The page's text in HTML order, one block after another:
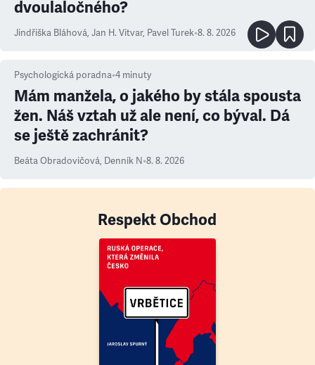
dvoulaločného?
Jindřiška Bláhová, Jan H. Vitvar, Pavel Turek•8. 8. 2026
Psychologická poradna•4 minuty
Mám manžela, o jakého by stála spousta
žen. Náš vztah už ale není, co býval. Dá
se ještě zachránit?
Beáta Obradovičová, Denník N•8. 8. 2026
Respekt Obchod